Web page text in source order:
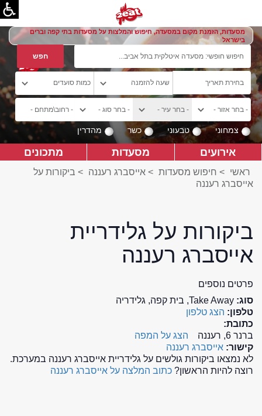
מסעדות, הזמנת מקום במסעדה, חיפוש והמלצות על מסעדות בתי קפה וברים
בישראל
צמחוני טבעוני כשר מהדרין
אירועים מסעדות מתכונים
ראשי > חיפוש מסעדות > אייסברג רעננה > ביקורות על
אייסברג רעננה
ביקורות על גלידריית
אייסברג רעננה
פרטים נוספים
סוג: Take Away, בית קפה, גלידריה
טלפון: הצג טלפון
כתובת:
ברנר 6, רעננה
הצג על המפה
קישור: אייסברג רעננה
לא נמצאו ביקורות גולשים על גלידריית אייסברג רעננה במערכת.
רוצה להיות הראשון? כתוב המלצה על אייסברג רעננה